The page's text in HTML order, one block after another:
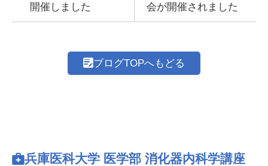
開催しました
会が開催されました
ブログTOPへもどる
兵庫医科大学 医学部 消化器内科学講座